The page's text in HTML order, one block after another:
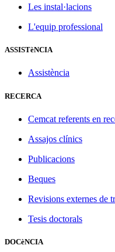
Les instal·lacions
L'equip professional
ASSISTèNCIA
Assistència
RECERCA
Cemcat referents en
Assajos clínics
Publicacions
Beques
Revisions externes de
Tesis doctorals
DOCèNCIA